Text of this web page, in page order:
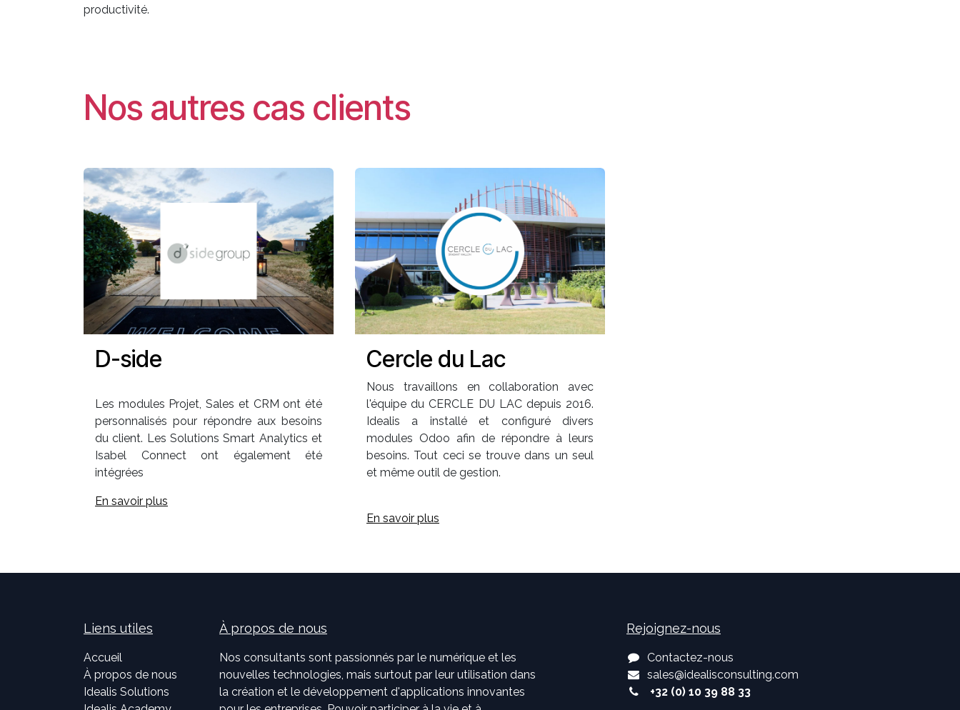
productivité.
Nos autres cas clients
D-side
Les modules Projet, Sales et CRM ont été
personnalisés pour répondre aux besoins
du client. Les Solutions Smart Analytics et
Isabel Connect ont également été
intégrées
En savoir plus
Cercle du Lac
Nous travaillons en collaboration avec
l'équipe du CERCLE DU LAC depuis 2016.
Idealis a installé et configuré divers
modules Odoo afin de répondre à leurs
besoins. Tout ceci se trouve dans un seul
et même outil de gestion.
En savoir plus
Liens utiles
Accueil
À propos de nous
Idealis Solutions
À propos de nous
Nos consultants sont passionnés par le numérique et les
nouvelles technologies, mais surtout par leur utilisation dans
la création et le développement d'applications innovantes
Rejoignez-nous
Contactez-nous
sales@idealisconsulting.com
+32 (0) 10 39 88 33